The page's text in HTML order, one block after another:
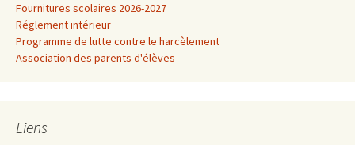
Fournitures scolaires 2026-2027
Réglement intérieur
Programme de lutte contre le harcèlement
Association des parents d'élèves
Liens